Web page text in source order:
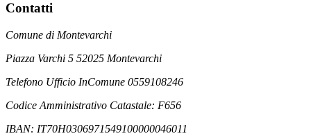
Contatti
Comune di Montevarchi
Piazza Varchi 5 52025 Montevarchi
Telefono Ufficio InComune 0559108246
Codice Amministrativo Catastale: F656
IBAN: IT70H0306971549100000046011